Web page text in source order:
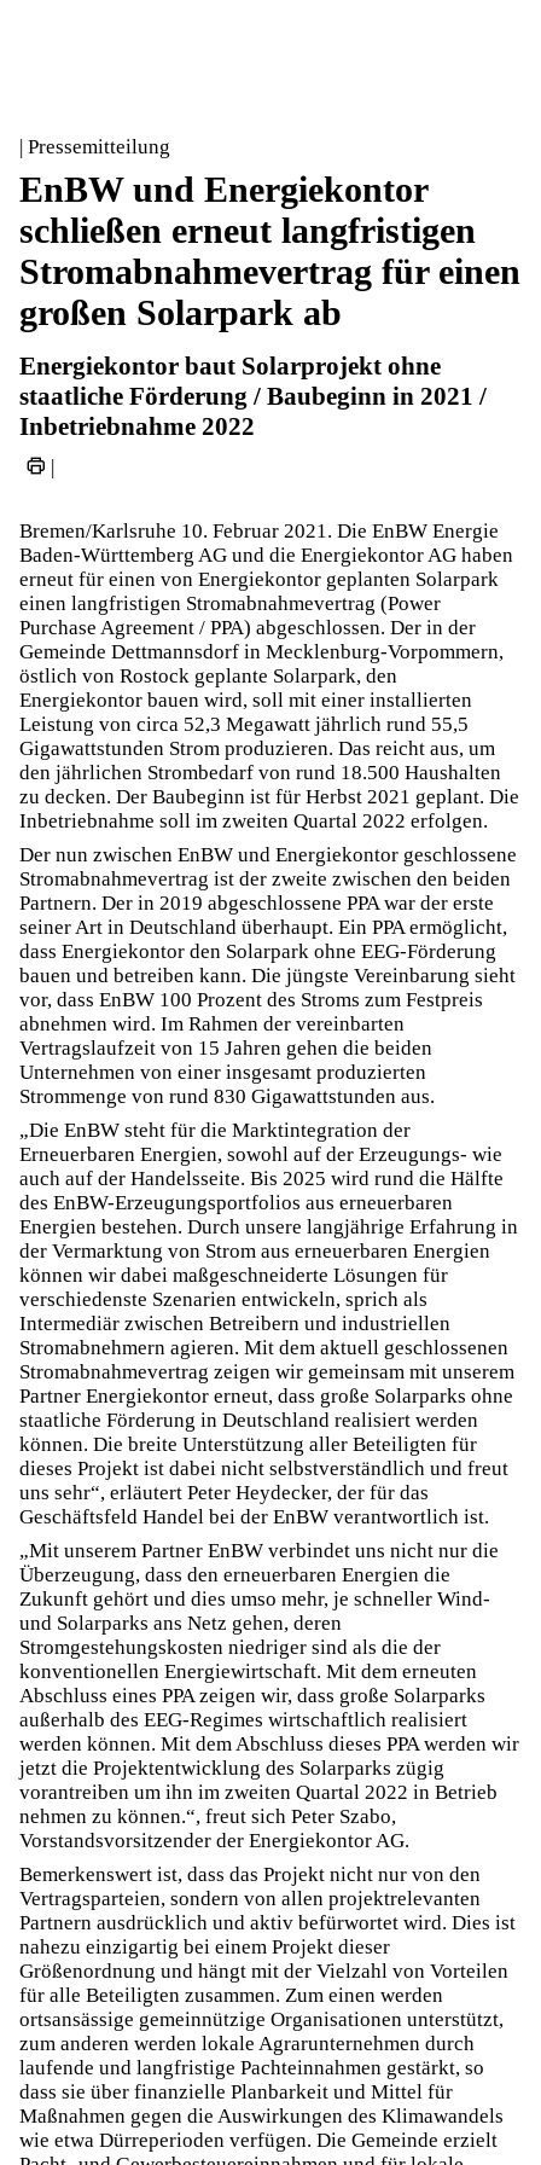
| Pressemitteilung
EnBW und Energiekontor
schließen erneut langfristigen
Stromabnahmevertrag für einen
großen Solarpark ab
Energiekontor baut Solarprojekt ohne
staatliche Förderung / Baubeginn in 2021 /
Inbetriebnahme 2022
|
Bremen/Karlsruhe 10. Februar 2021. Die EnBW Energie
Baden-Württemberg AG und die Energiekontor AG haben
erneut für einen von Energiekontor geplanten Solarpark
einen langfristigen Stromabnahmevertrag (Power
Purchase Agreement / PPA) abgeschlossen. Der in der
Gemeinde Dettmannsdorf in Mecklenburg-Vorpommern,
östlich von Rostock geplante Solarpark, den
Energiekontor bauen wird, soll mit einer installierten
Leistung von circa 52,3 Megawatt jährlich rund 55,5
Gigawattstunden Strom produzieren. Das reicht aus, um
den jährlichen Strombedarf von rund 18.500 Haushalten
zu decken. Der Baubeginn ist für Herbst 2021 geplant. Die
Inbetriebnahme soll im zweiten Quartal 2022 erfolgen.
Der nun zwischen EnBW und Energiekontor geschlossene
Stromabnahmevertrag ist der zweite zwischen den beiden
Partnern. Der in 2019 abgeschlossene PPA war der erste
seiner Art in Deutschland überhaupt. Ein PPA ermöglicht,
dass Energiekontor den Solarpark ohne EEG-Förderung
bauen und betreiben kann. Die jüngste Vereinbarung sieht
vor, dass EnBW 100 Prozent des Stroms zum Festpreis
abnehmen wird. Im Rahmen der vereinbarten
Vertragslaufzeit von 15 Jahren gehen die beiden
Unternehmen von einer insgesamt produzierten
Strommenge von rund 830 Gigawattstunden aus.
„Die EnBW steht für die Marktintegration der
Erneuerbaren Energien, sowohl auf der Erzeugungs- wie
auch auf der Handelsseite. Bis 2025 wird rund die Hälfte
des EnBW-Erzeugungsportfolios aus erneuerbaren
Energien bestehen. Durch unsere langjährige Erfahrung in
der Vermarktung von Strom aus erneuerbaren Energien
können wir dabei maßgeschneiderte Lösungen für
verschiedenste Szenarien entwickeln, sprich als
Intermediär zwischen Betreibern und industriellen
Stromabnehmern agieren. Mit dem aktuell geschlossenen
Stromabnahmevertrag zeigen wir gemeinsam mit unserem
Partner Energiekontor erneut, dass große Solarparks ohne
staatliche Förderung in Deutschland realisiert werden
können. Die breite Unterstützung aller Beteiligten für
dieses Projekt ist dabei nicht selbstverständlich und freut
uns sehr“, erläutert Peter Heydecker, der für das
Geschäftsfeld Handel bei der EnBW verantwortlich ist.
„Mit unserem Partner EnBW verbindet uns nicht nur die
Überzeugung, dass den erneuerbaren Energien die
Zukunft gehört und dies umso mehr, je schneller Wind-
und Solarparks ans Netz gehen, deren
Stromgestehungskosten niedriger sind als die der
konventionellen Energiewirtschaft. Mit dem erneuten
Abschluss eines PPA zeigen wir, dass große Solarparks
außerhalb des EEG-Regimes wirtschaftlich realisiert
werden können. Mit dem Abschluss dieses PPA werden wir
jetzt die Projektentwicklung des Solarparks zügig
vorantreiben um ihn im zweiten Quartal 2022 in Betrieb
nehmen zu können.“, freut sich Peter Szabo,
Vorstandsvorsitzender der Energiekontor AG.
Bemerkenswert ist, dass das Projekt nicht nur von den
Vertragsparteien, sondern von allen projektrelevanten
Partnern ausdrücklich und aktiv befürwortet wird. Dies ist
nahezu einzigartig bei einem Projekt dieser
Größenordnung und hängt mit der Vielzahl von Vorteilen
für alle Beteiligten zusammen. Zum einen werden
ortsansässige gemeinnützige Organisationen unterstützt,
zum anderen werden lokale Agrarunternehmen durch
laufende und langfristige Pachteinnahmen gestärkt, so
dass sie über finanzielle Planbarkeit und Mittel für
Maßnahmen gegen die Auswirkungen des Klimawandels
wie etwa Dürreperioden verfügen. Die Gemeinde erzielt